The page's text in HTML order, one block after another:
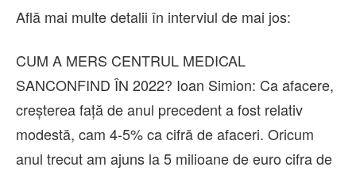
Află mai multe detalii în interviul de mai jos:
CUM A MERS CENTRUL MEDICAL
SANCONFIND ÎN 2022? Ioan Simion: Ca afacere,
creșterea față de anul precedent a fost relativ
modestă, cam 4-5% ca cifră de afaceri. Oricum
anul trecut am ajuns la 5 milioane de euro cifra de